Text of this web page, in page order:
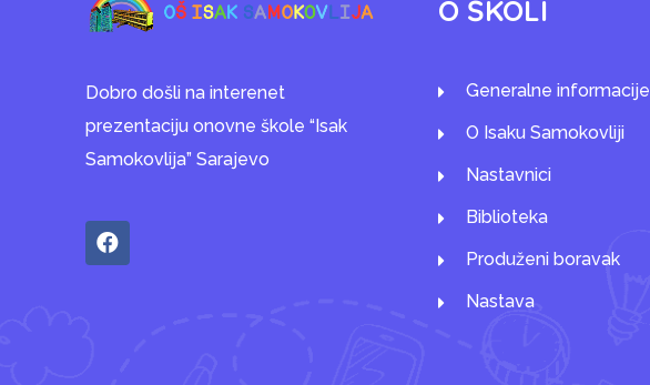
Dobro došli na interenet
prezentaciju onovne škole “Isak
Samokovlija” Sarajevo
O ŠKOLI
Generalne informacije
O Isaku Samokovliji
Nastavnici
Biblioteka
Produženi boravak
Nastava